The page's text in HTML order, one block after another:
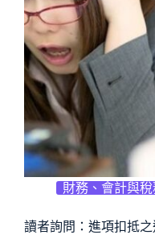
財務、會計與
讀者詢問：進項扣抵